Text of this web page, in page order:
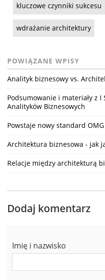
kluczowe czynniki sukcesu
wdrażanie architektury
POWIĄZANE WPISY
Analityk biznesowy vs.
Podsumowanie i materiały z
Analityków Biznesowych
Powstaje nowy standard
Architektura biznesowa - jak
Relacje między architekturą
Dodaj komentarz
Imię i nazwisko